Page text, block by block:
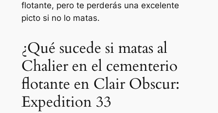
flotante, pero te perderás una excelente
picto si no lo matas.
¿Qué sucede si matas al
Chalier en el cementerio
flotante en Clair Obscur:
Expedition 33